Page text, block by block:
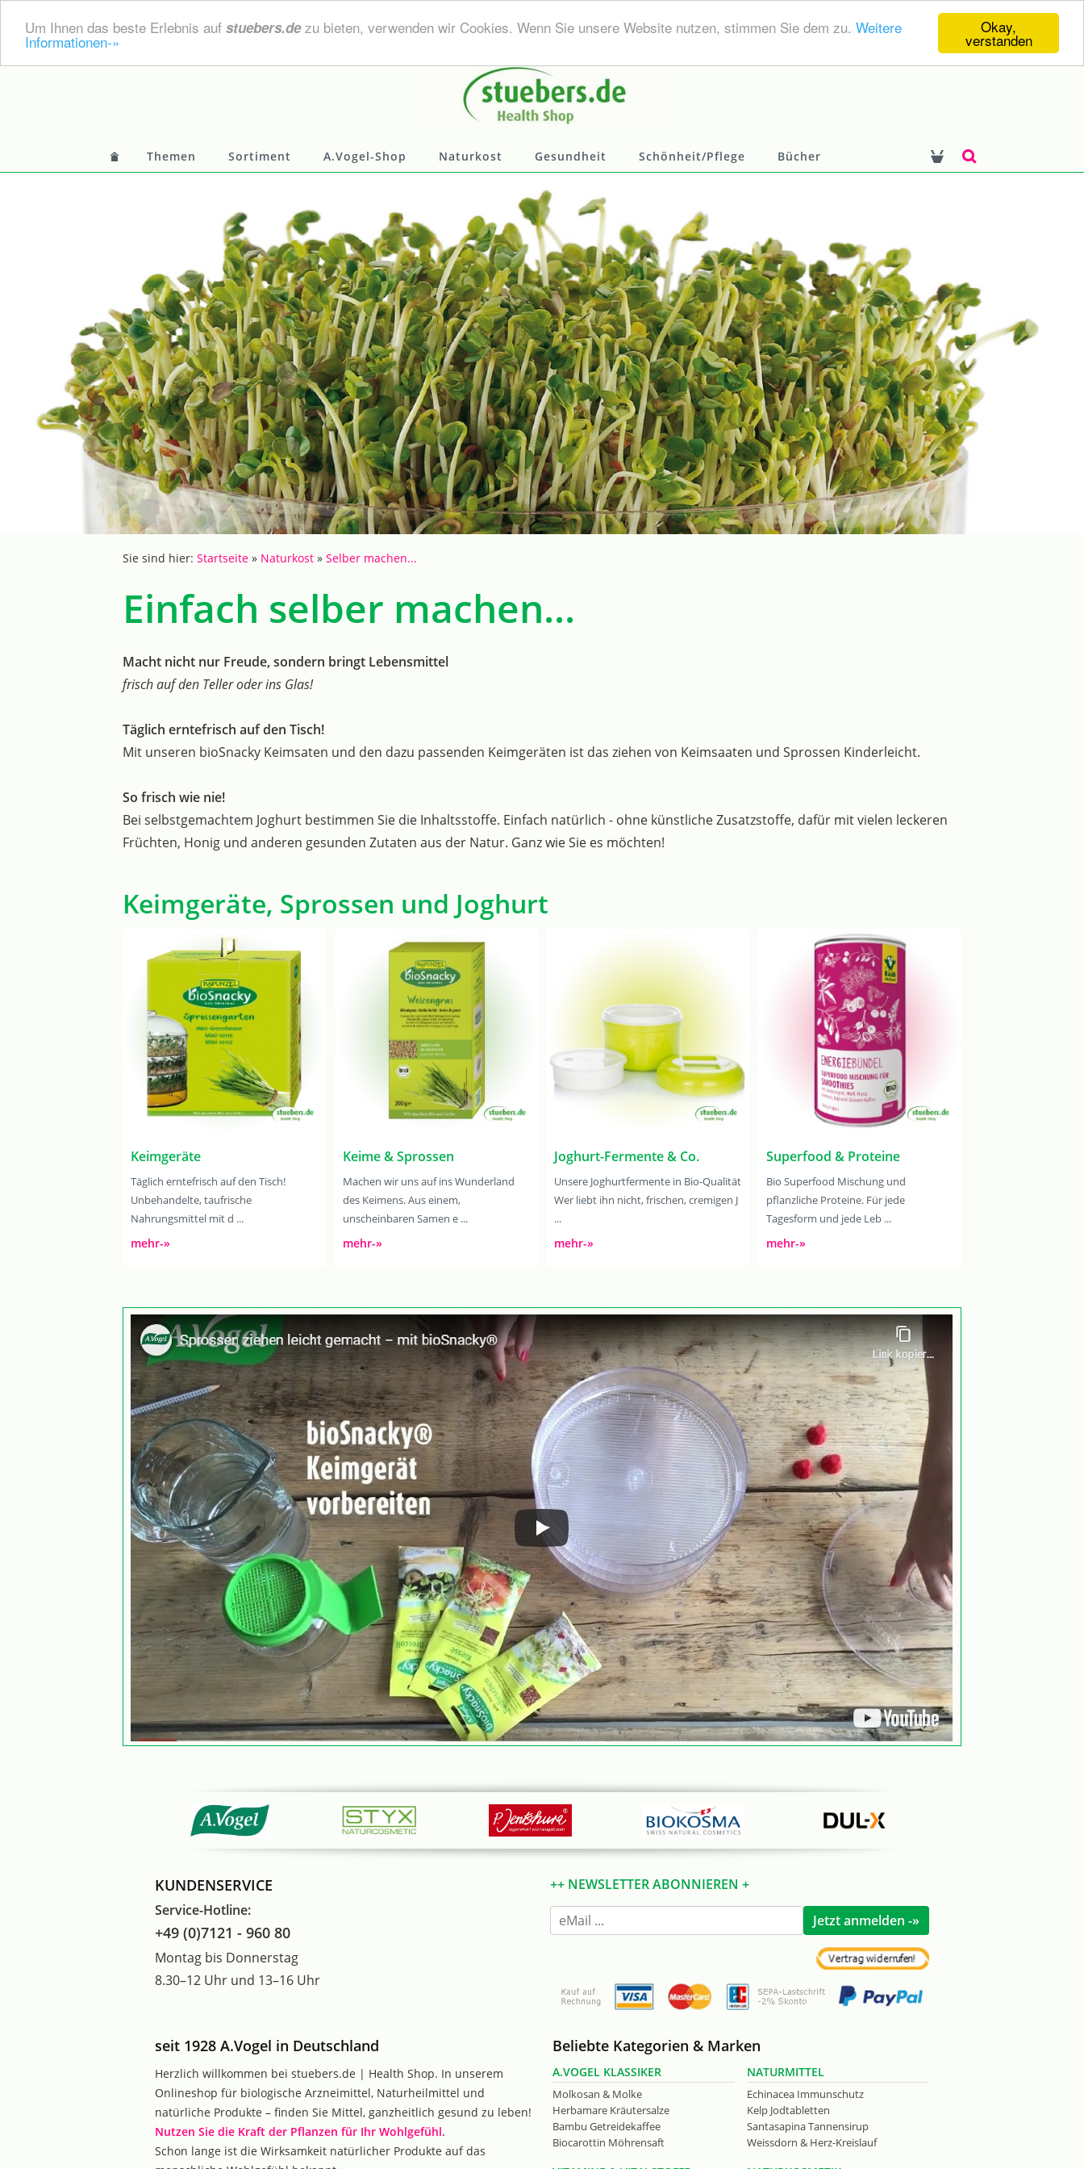
Okay,
verstanden
Um Ihnen das beste Erlebnis auf stuebers.dezu bieten, verwenden wir Cookies. Wenn Sie unsere Website nutzen, stimmen Sie dem zu. Weitere
Informationen-»
Themen Sortiment A.Vogel-Shop Naturkost Gesundheit Schönheit/Pflege Bücher
Sie sind hier: Startseite » Naturkost » Selber machen...
Einfach selber machen...
Macht nicht nur Freude, sondern bringt Lebensmittel
frisch auf den Teller oder ins Glas!
Täglich erntefrisch auf den Tisch!
Mit unseren bioSnacky Keimsaten und den dazu passenden Keimgeräten ist das ziehen von Keimsaaten und Sprossen Kinderleicht.
So frisch wie nie!
Bei selbstgemachtem Joghurt bestimmen Sie die Inhaltsstoffe. Einfach natürlich - ohne künstliche Zusatzstoffe, dafür mit vielen leckeren
Früchten, Honig und anderen gesunden Zutaten aus der Natur. Ganz wie Sie es möchten!
Keimgeräte, Sprossen und Joghurt
Keimgeräte
Täglich erntefrisch auf den Tisch!
Unbehandelte, taufrische
Nahrungsmittel mit d ...
mehr-»
Keime & Sprossen
Machen wir uns auf ins Wunderland
des Keimens. Aus einem,
unscheinbaren Samen e ...
mehr-»
Joghurt-Fermente & Co.
Unsere Joghurtfermente in Bio-Qualität
Wer liebt ihn nicht, frischen, cremigen J
...
mehr-»
Superfood & Proteine
Bio Superfood Mischung und
pflanzliche Proteine. Für jede
Tagesform und jede Leb ...
mehr-»
KUNDENSERVICE
Service-Hotline:
+49 (0)7121 - 960 80
Montag bis Donnerstag
8.30–12 Uhr und 13–16 Uhr
++ NEWSLETTER ABONNIEREN +
seit 1928 A.Vogel in Deutschland
Herzlich willkommen bei stuebers.de | Health Shop. In unserem
Onlineshop für biologische Arzneimittel, Naturheilmittel und
natürliche Produkte – finden Sie Mittel, ganzheitlich gesund zu leben!
Nutzen Sie die Kraft der Pflanzen für Ihr Wohlgefühl.
Schon lange ist die Wirksamkeit natürlicher Produkte auf das
Beliebte Kategorien & Marken
A.VOGEL KLASSIKER
Molkosan & Molke
Herbamare Kräutersalze
Bambu Getreidekaffee
Biocarottin Möhrensaft
NATURMITTEL
Echinacea Immunschutz
Kelp Jodtabletten
Santasapina Tannensirup
Weissdorn & Herz-Kreislauf